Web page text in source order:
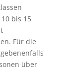
bis 15
Für die
über